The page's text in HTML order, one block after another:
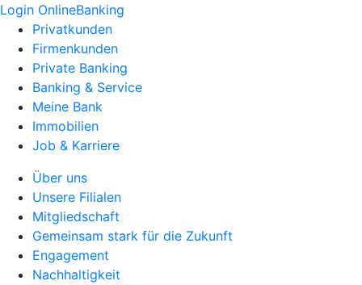
Login OnlineBanking
Privatkunden
Firmenkunden
Private Banking
Banking & Service
Meine Bank
Immobilien
Job & Karriere
Über uns
Unsere Filialen
Mitgliedschaft
Gemeinsam stark für die Zukunft
Engagement
Nachhaltigkeit